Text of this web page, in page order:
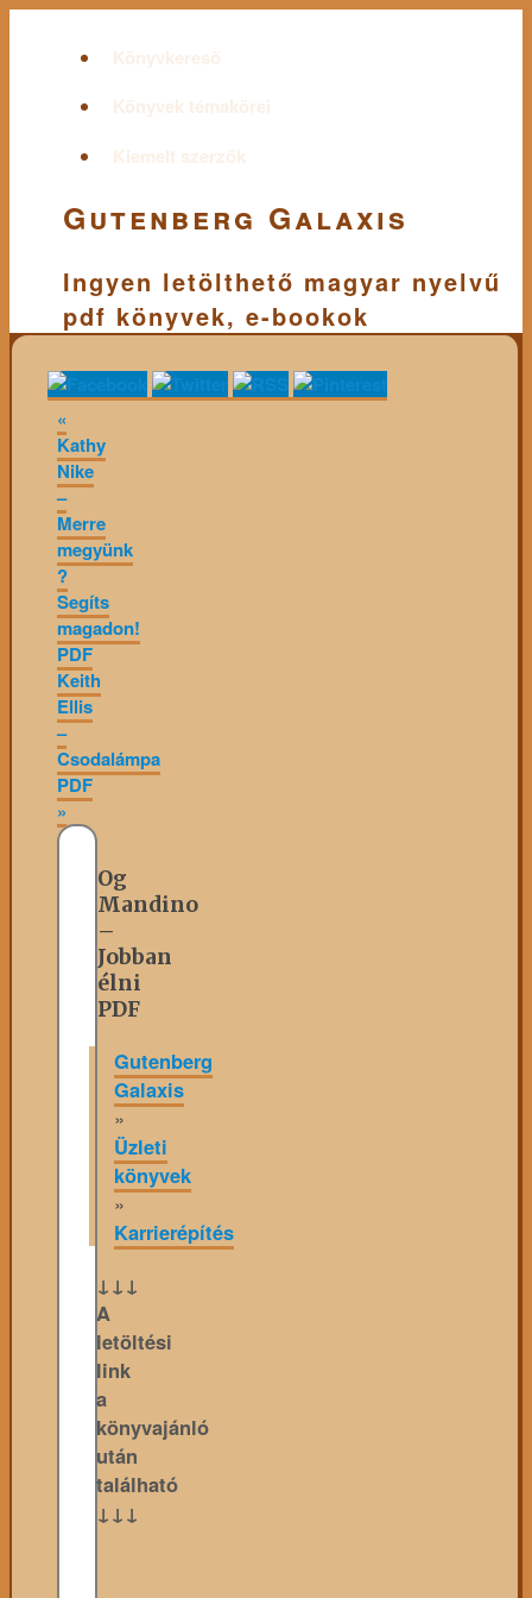
Könyvkereső
Könyvek témakörei
Kiemelt szerzők
Gutenberg Galaxis
Ingyen letölthető magyar nyelvű
pdf könyvek, e-bookok
«
Kathy
Nike
–
Merre
megyünk
?
Segíts
magadon!
PDF
Keith
Ellis
–
Csodalámpa
PDF
»
Og
Mandino
–
Jobban
élni
PDF
Gutenberg
Galaxis
»
Üzleti
könyvek
»
Karrierépítés
↓↓↓
A
letöltési
link
a
könyvajánló
után
található
↓↓↓